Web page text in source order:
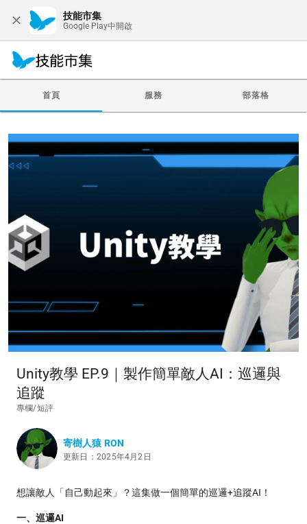
技能市集
Google Play中開啟
首頁 服務 部落格
Unity教學 EP.9｜製作簡單敵人AI：巡邏與
追蹤
專欄/短評
寄樹人猿 RON
更新日：2025年4月2日
想讓敵人「自己動起來」？這集做一個簡單的巡邏+追蹤AI！
一、巡邏AI